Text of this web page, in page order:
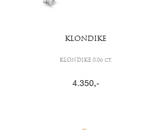
KLONDIKE
KLONDIKE 0,06 ct.
4.350,-